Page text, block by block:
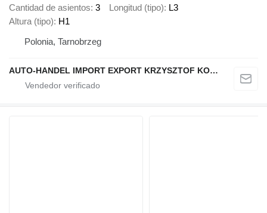
Cantidad de asientos 3 Longitud (tipo) L3
Altura (tipo) H1
Polonia, Tarnobrzeg
AUTO-HANDEL IMPORT EXPORT KRZYSZTOF KONEFAŁ